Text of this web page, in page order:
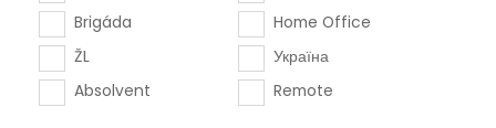
Brigáda
ŽL
Absolvent
Home Office
Україна
Remote